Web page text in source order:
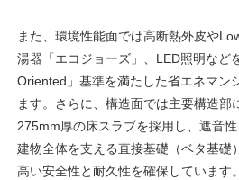
また、環境性能面では高断熱外皮や
湯器「エコジョーズ」、LED照明など
Oriented」基準を満たした省エネマン
ます。さらに、構造面では主要構造部
275mm厚の床スラブを採用し、遮音
建物全体を支える直接基礎（ベタ基礎
高い安全性と耐久性を確保しています。